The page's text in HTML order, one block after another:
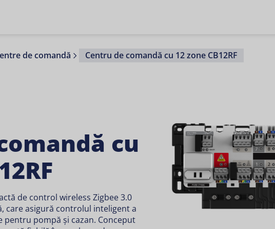
de comandă Centru de comandă cu 12 zone CB12RF
cu
de control wireless Zigbee 3.0
care asigură controlul inteligent a
pentru pompă și cazan. Conceput